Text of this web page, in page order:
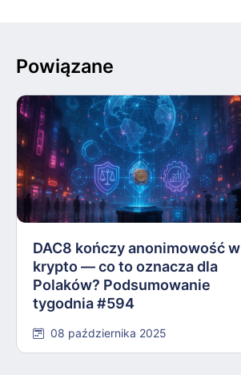
Powiązane
DAC8 kończy anonimowość w
krypto — co to oznacza dla
Polaków? Podsumowanie
tygodnia #594
08 października 2025